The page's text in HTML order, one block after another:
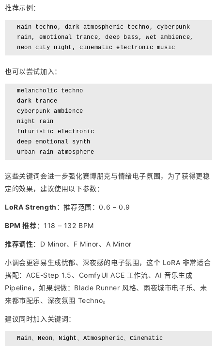
推荐示例：
Rain techno, dark atmospheric techno, cyberpunk
rain, emotional trance, deep bass, wet ambience,
neon city night, cinematic electronic music
也可以尝试加入：
melancholic techno
dark trance
cyberpunk ambience
night rain
futuristic electronic
deep emotional synth
urban rain atmosphere
这些关键词会进一步强化赛博朋克与情绪电子氛围，为了获得更稳
定的效果，建议使用以下参数：
LoRA Strength ：推荐范围：0.6 – 0.9
BPM 推荐：118 – 132 BPM
推荐调性：D Minor、F Minor、A Minor
小调会更容易生成忧郁、深夜感的电子氛围，这个 LoRA 非常适合
搭配：ACE-Step 1.5、ComfyUI ACE 工作流、AI 音乐生成
Pipeline，如果想做：Blade Runner 风格、雨夜城市电子乐、未
来都市配乐、深夜氛围 Techno。
建议同时加入关键词：
Rain、Neon、Night、Atmospheric、Cinematic